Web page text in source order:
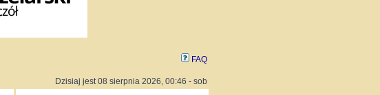
FAQ
Dzisiaj jest 08 sierpnia 2026, 00:46 - sob